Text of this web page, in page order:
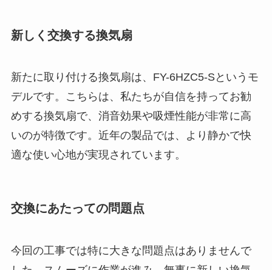
新しく交換する換気扇
新たに取り付ける換気扇は、FY-6HZC5-Sというモ
デルです。こちらは、私たちが自信を持ってお勧
めする換気扇で、消音効果や吸煙性能が非常に高
いのが特徴です。近年の製品では、より静かで快
適な使い心地が実現されています。
交換にあたっての問題点
今回の工事では特に大きな問題点はありませんで